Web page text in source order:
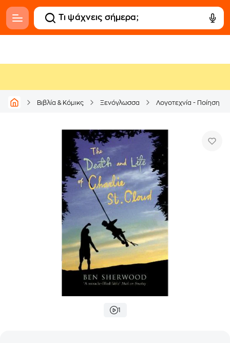
Βιβλία & Κόμικς Ξενόγλωσσα Λογοτεχνία - Ποίηση
1